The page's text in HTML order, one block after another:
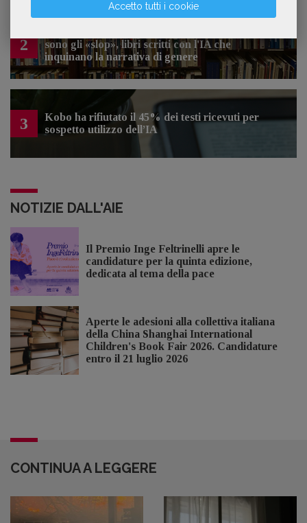
Accetto tutti i cookie
2
sono gli «slop», libri scritti con l'IA che
inquinano la narrativa di genere
3
Kobo ha rifiutato il 45% dei testi ricevuti per
sospetto utilizzo dell’IA
NOTIZIE DALL'AIE
Il Premio Inge Feltrinelli apre le
candidature per la quinta edizione,
dedicata al tema della pace
Aperte le adesioni alla collettiva italiana
della China Shanghai International
Children's Book Fair 2026. Candidature
entro il 21 luglio 2026
CONTINUA A LEGGERE